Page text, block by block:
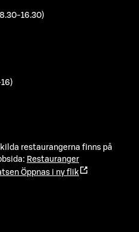
16.30)
restaurangerna finns på
Restauranger
Öppnas i ny flik